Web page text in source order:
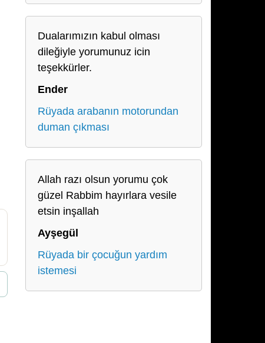
Dualarımızın kabul olması
dileğiyle yorumunuz icin
teşekkürler.
Ender
Rüyada arabanın motorundan
duman çıkması
Allah razı olsun yorumu çok
güzel Rabbim hayırlara vesile
etsin inşallah
Ayşegül
Rüyada bir çocuğun yardım
istemesi